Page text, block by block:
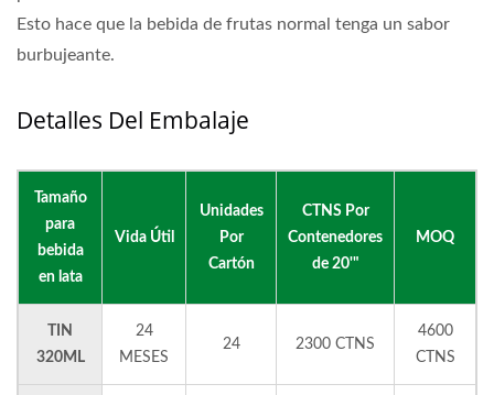
Esto hace que la bebida de frutas normal tenga un sabor
burbujeante.
Detalles Del Embalaje
Tamaño
para
bebida
en lata
Vida Útil
Unidades
Por
Cartón
CTNS Por
Contenedores
de 20'"
MOQ
TIN
320ML
24
MESES
24 2300 CTNS
4600
CTNS